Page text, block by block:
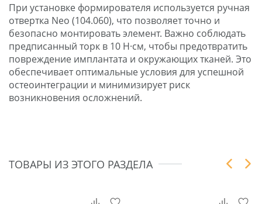
При установке формирователя используется ручная
отвертка Neo (104.060), что позволяет точно и
безопасно монтировать элемент. Важно соблюдать
предписанный торк в 10 Н·см, чтобы предотвратить
повреждение имплантата и окружающих тканей. Это
обеспечивает оптимальные условия для успешной
остеоинтеграции и минимизирует риск
возникновения осложнений.
ТОВАРЫ ИЗ ЭТОГО РАЗДЕЛА